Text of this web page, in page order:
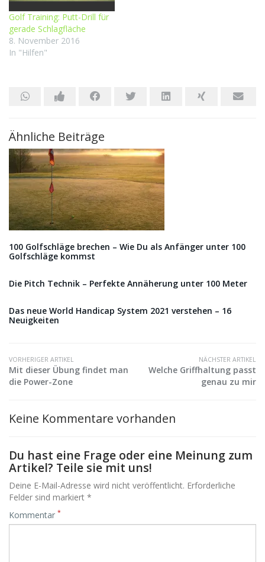
Golf Training: Putt-Drill für
gerade Schlagfläche
8. November 2016
In "Hilfen"
Ähnliche Beiträge
100 Golfschläge brechen – Wie Du als Anfänger unter 100
Golfschläge kommst
Die Pitch Technik – Perfekte Annäherung unter 100 Meter
Das neue World Handicap System 2021 verstehen – 16
Neuigkeiten
VORHERIGER ARTIKEL
Mit dieser Übung findet man
die Power-Zone
NÄCHSTER ARTIKEL
Welche Griffhaltung passt
genau zu mir
Keine Kommentare vorhanden
Du hast eine Frage oder eine Meinung zum
Artikel? Teile sie mit uns!
Deine E-Mail-Adresse wird nicht veröffentlicht. Erforderliche
Felder sind markiert *
Kommentar *